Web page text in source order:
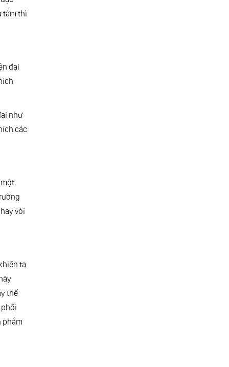
tắm thì
đại
như
các
vòi
ta
thế
phẩm